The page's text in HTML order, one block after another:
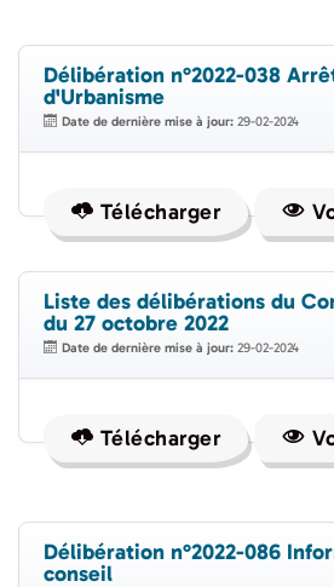
Délibération n°2022-038
d'Urbanisme
Date de dernière mise à jour: 29-02-2024
Télécharger
Liste des délibérations du
du 27 octobre 2022
Date de dernière mise à jour: 29-02-2024
Télécharger
Délibération n°2022-086
conseil